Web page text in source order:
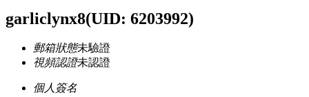
garliclynx8(UID: 6203992)
郵箱狀態未驗證
視頻認證未認證
個人簽名